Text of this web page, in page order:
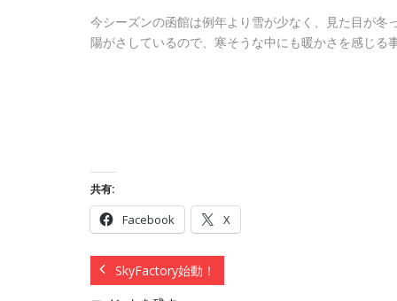
今シーズンの函館は例年より雪が少なく、見た目が
陽がさしているので、寒そうな中にも暖かさを感じる
共有:
Facebook X
SkyFactory始動！